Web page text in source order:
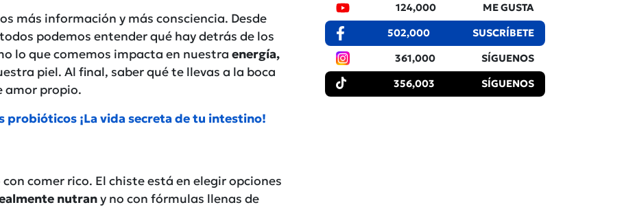
más información y más consciencia. Desde
podemos entender qué hay detrás de los
lo que comemos impacta en nuestra energía,
piel. Al final, saber qué te llevas a la boca
amor propio.
probióticos ¡La vida secreta de tu intestino!
comer rico. El chiste está en elegir opciones
nutrany no con fórmulas llenas de
124,000 ME GUSTA
502,000 SUSCRÍBETE
361,000 SÍGUENOS
356,003 SÍGUENOS